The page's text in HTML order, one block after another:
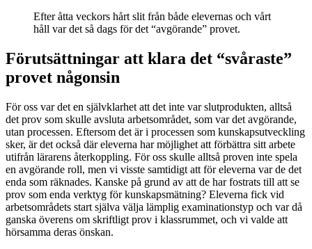
Efter åtta veckors hårt slit från både elevernas och vårt
håll var det så dags för det “avgörande” provet.
Förutsättningar att klara det “svåraste”
provet någonsin
För oss var det en självklarhet att det inte var slutprodukten, alltså
det prov som skulle avsluta arbetsområdet, som var det avgörande,
utan processen. Eftersom det är i processen som kunskapsutveckling
sker, är det också där eleverna har möjlighet att förbättra sitt arbete
utifrån lärarens återkoppling. För oss skulle alltså proven inte spela
en avgörande roll, men vi visste samtidigt att för eleverna var de det
enda som räknades. Kanske på grund av att de har fostrats till att se
prov som enda verktyg för kunskapsmätning? Eleverna fick vid
arbetsområdets start själva välja lämplig examinationstyp och var då
ganska överens om skriftligt prov i klassrummet, och vi valde att
hörsamma deras önskan.